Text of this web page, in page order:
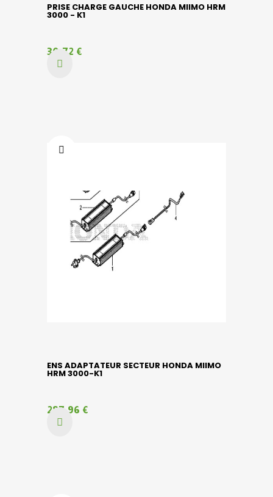
PRISE CHARGE GAUCHE HONDA MIIMO HRM
3000 - K1
30,72 €
ENS ADAPTATEUR SECTEUR HONDA MIIMO
HRM 3000-K1
287,96 €